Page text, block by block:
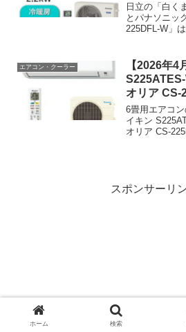
日立の「白く
とパナソニッ
225DFL-W」
に違いがあり
ッ...
エアコン・クーラー
【2026年4
オリア CS-
6畳用エアコ
イキン
オリア CS-
スポンサーリ
ホーム 検索